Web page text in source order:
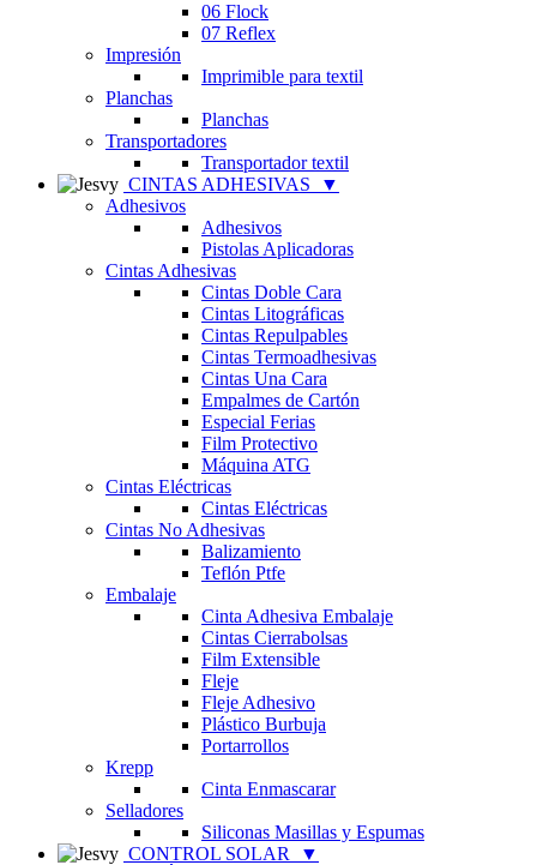
06 Flock
07 Reflex
Impresión
Imprimible para textil
Planchas
Planchas
Transportadores
Transportador textil
CINTAS ADHESIVAS
▼
Adhesivos
Adhesivos
Pistolas Aplicadoras
Cintas Adhesivas
Cintas Doble Cara
Cintas Litográficas
Cintas Repulpables
Cintas Termoadhesivas
Cintas Una Cara
Empalmes de Cartón
Especial Ferias
Film Protectivo
Máquina ATG
Cintas Eléctricas
Cintas Eléctricas
Cintas No Adhesivas
Balizamiento
Teflón Ptfe
Embalaje
Cinta Adhesiva Embalaje
Cintas Cierrabolsas
Film Extensible
Fleje
Fleje Adhesivo
Plástico Burbuja
Portarrollos
Krepp
Cinta Enmascarar
Selladores
Siliconas Masillas y Espumas
CONTROL SOLAR
▼